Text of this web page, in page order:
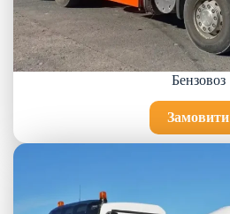
Бензовоз
Замовити